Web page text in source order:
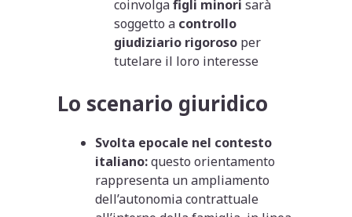
coinvolgafigli minori sarà
soggetto a controllo
giudiziario rigoroso per
tutelare il loro interesse
Lo scenario giuridico
Svolta epocale nel contesto
italiano:questo orientamento
rappresenta un ampliamento
dell’autonomia contrattuale